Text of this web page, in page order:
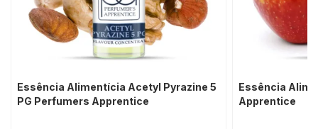
Essência Alimentícia Acetyl Pyrazine 5
PG Perfumers Apprentice
Essência
Apprentice